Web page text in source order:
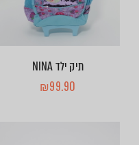
תיק ילד NINA
₪99.90